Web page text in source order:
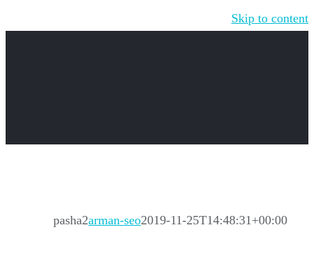
Skip to content
pasha2arman-seo2019-11-25T14:48:31+00:00